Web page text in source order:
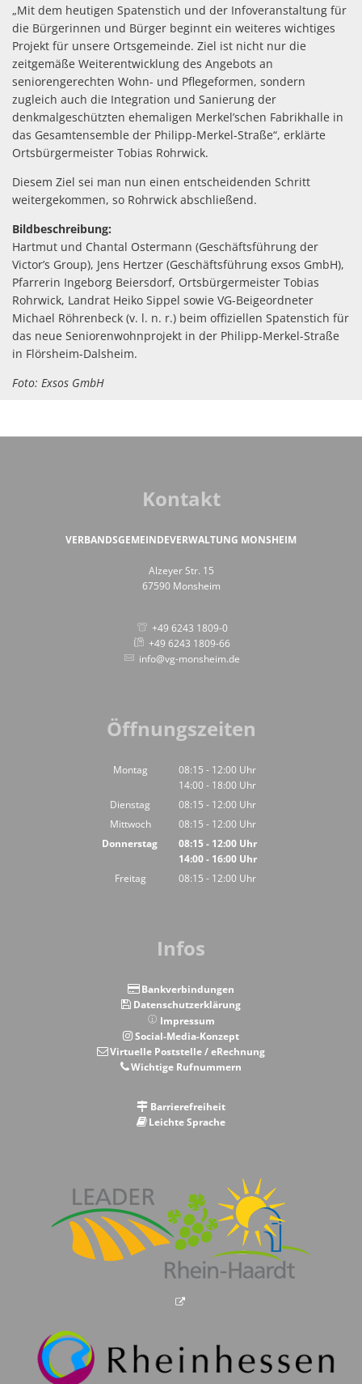
„Mit dem heutigen Spatenstich und der Infoveranstaltung für
die Bürgerinnen und Bürger beginnt ein weiteres wichtiges
Projekt für unsere Ortsgemeinde. Ziel ist nicht nur die
zeitgemäße Weiterentwicklung des Angebots an
seniorengerechten Wohn- und Pflegeformen, sondern
zugleich auch die Integration und Sanierung der
denkmalgeschützten ehemaligen Merkel’schen Fabrikhalle in
das Gesamtensemble der Philipp-Merkel-Straße“, erklärte
Ortsbürgermeister Tobias Rohrwick.
Diesem Ziel sei man nun einen entscheidenden Schritt
weitergekommen, so Rohrwick abschließend.
Bildbeschreibung:
Hartmut und Chantal Ostermann (Geschäftsführung der
Victor’s Group), Jens Hertzer (Geschäftsführung exsos GmbH),
Pfarrerin Ingeborg Beiersdorf, Ortsbürgermeister Tobias
Rohrwick, Landrat Heiko Sippel sowie VG-Beigeordneter
Michael Röhrenbeck (v. l. n. r.) beim offiziellen Spatenstich für
das neue Seniorenwohnprojekt in der Philipp-Merkel-Straße
in Flörsheim-Dalsheim.
Foto: Exsos GmbH
Kontakt
VERBANDSGEMEINDEVERWALTUNG MONSHEIM
Alzeyer Str. 15
67590 Monsheim
+49 6243 1809-0
+49 6243 1809-66
info@vg-monsheim.de
Öffnungszeiten
Montag 08:15 - 12:00 Uhr
Von 08:15 bis 12:00 Uhr
14:00 - 18:00 Uhr
Von 14:00 bis 18:00 Uhr
Dienstag 08:15 - 12:00 Uhr
Von 08:15 bis 12:00 Uhr
Mittwoch 08:15 - 12:00 Uhr
Von 08:15 bis 12:00 Uhr
Donnerstag 08:15- 12:00Uhr
Von 08:15 bis 12:00 Uhr
14:00- 16:00Uhr
Von 14:00 bis 16:00 Uhr
Freitag 08:15 - 12:00 Uhr
Infos
Bankverbindungen
Datenschutzerklärung
Impressum
Social-Media-Konzept
Virtuelle Poststelle / eRechnung
Wichtige Rufnummern
Barrierefreiheit
Leichte Sprache